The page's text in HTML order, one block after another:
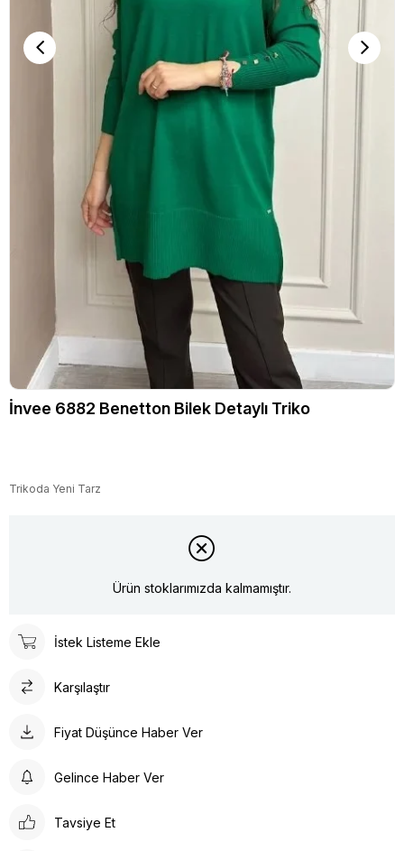
İnvee 6882 Benetton Bilek Detaylı Triko
Trikoda Yeni Tarz
Ürün stoklarımızda kalmamıştır.
İstek Listeme Ekle
Karşılaştır
Fiyat Düşünce Haber Ver
Gelince Haber Ver
Tavsiye Et